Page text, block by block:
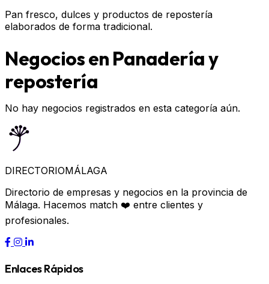
Pan fresco, dulces y productos de repostería
elaborados de forma tradicional.
Negocios en Panadería y
repostería
No hay negocios registrados en esta categoría aún.
DIRECTORIOMÁLAGA
Directorio de empresas y negocios en la provincia de
Málaga. Hacemos match ❤️ entre clientes y
profesionales.
Enlaces Rápidos